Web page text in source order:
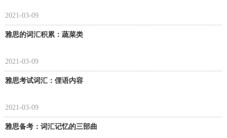
2021-03-09
雅思的词汇积累：蔬菜类
2021-03-09
雅思考试词汇：俚语内容
2021-03-09
雅思备考：词汇记忆的三部曲